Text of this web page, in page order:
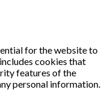
for the website to
cookies that
features of the
personal information.